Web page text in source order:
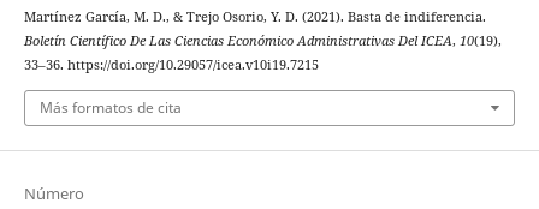
Martínez García, M. D., & Trejo Osorio, Y. D. (2021). Basta de indiferencia.
Boletín Científico De Las Ciencias Económico Administrativas Del ICEA, 10(19),
33–36. https://doi.org/10.29057/icea.v10i19.7215
Más formatos de cita
Número